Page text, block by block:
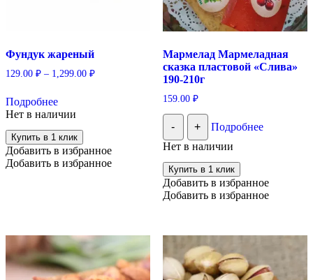
Фундук жареный
129.00 ₽ – 1,299.00 ₽
Подробнеетовар
имеет
несколько
вариаций.
Опции
можно
Нет в наличии
Купить в 1 клик
Добавить в избранное
Добавить в избранное
Мармелад Мармеладная
сказка пластовой «Слива»
190-210г
159.00 ₽
- +
Подробнее
Нет в наличии
Купить в 1 клик
Добавить в избранное
Добавить в избранное